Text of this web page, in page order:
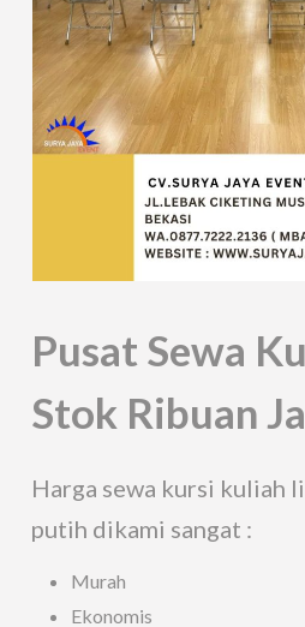
Pusat Sewa
Stok Ribuan
Harga sewa kursi kuliah
putih dikami sangat :
Murah
Ekonomis